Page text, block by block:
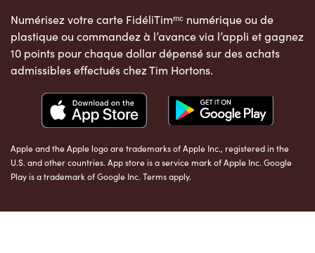
Numérisez votre carte FidéliTimᵐᶜ numérique ou de
plastique ou commandez à l’avance via l’appli et gagnez
10 points pour chaque dollar dépensé sur des achats
admissibles effectués chez Tim Hortons.
Apple and the Apple logo are trademarks of Apple Inc., registered in the
U.S. and other countries. App store is a service mark of Apple Inc. Google
Play is a trademark of Google Inc. Terms apply.